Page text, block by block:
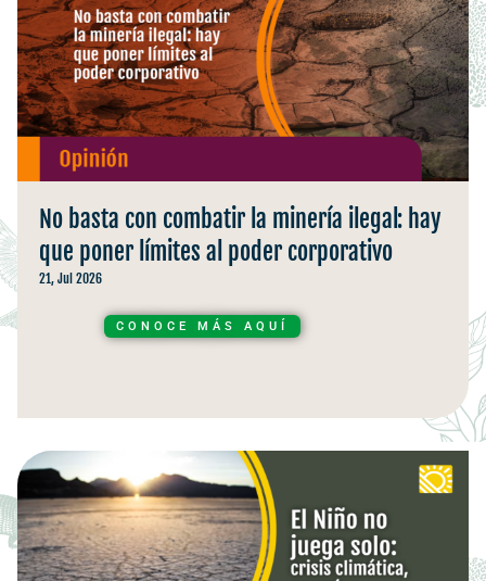
No basta con combatir la minería ilegal: hay
que poner límites al poder corporativo
21, Jul 2026
CONOCE MÁS AQUÍ